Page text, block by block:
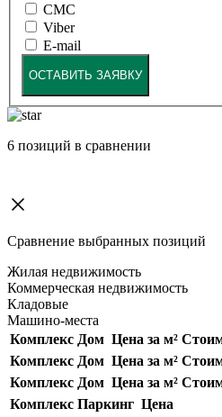
СМС
Viber
E-mail
ОСТАВИТЬ ЗАЯВКУ
6 позиций в сравнении
Сравнение выбранных позиций
Жилая недвижимость
Коммерческая недвижимость
Кладовые
Машино-места
Комплекс Дом Цена за м²
Комплекс Дом Цена за м²
Комплекс Дом Цена за м²
Комплекс Паркинг Цена